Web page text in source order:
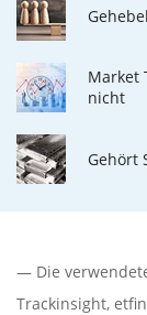
Market
nicht
Gehört
— Die
Trackinsight,